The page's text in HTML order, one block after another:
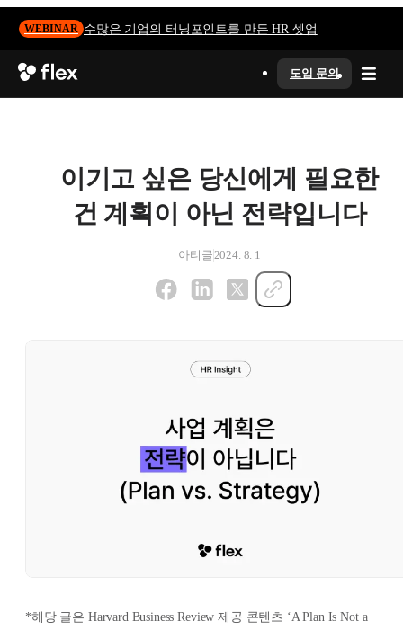
WEBINAR 수많은 기업의 터닝포인트를 만든 HR 셋업
도입 문의
이기고 싶은 당신에게 필요한
건 계획이 아닌 전략입니다
아티클 2024. 8. 1
*해당 글은 Harvard Business Review 제공 콘텐츠 ‘A Plan Is Not a